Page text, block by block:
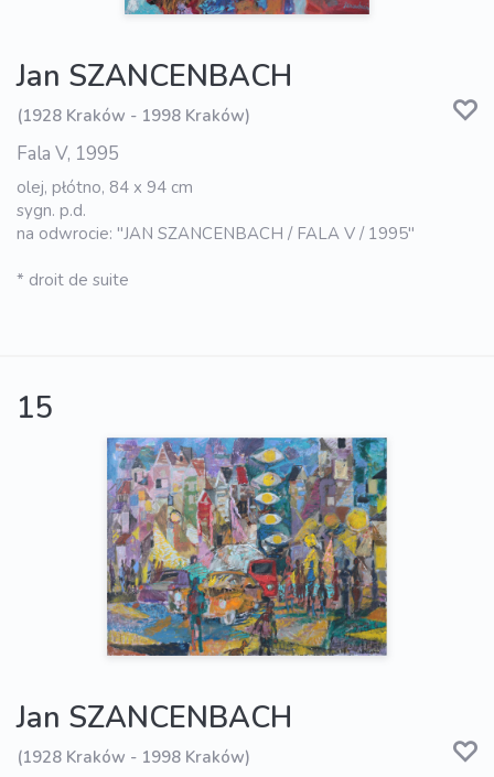
Jan SZANCENBACH
(1928 Kraków - 1998 Kraków)
Fala V, 1995
olej, płótno, 84 x 94 cm
sygn. p.d.
na odwrocie: "JAN SZANCENBACH / FALA V / 1995"
* droit de suite
15
Jan SZANCENBACH
(1928 Kraków - 1998 Kraków)